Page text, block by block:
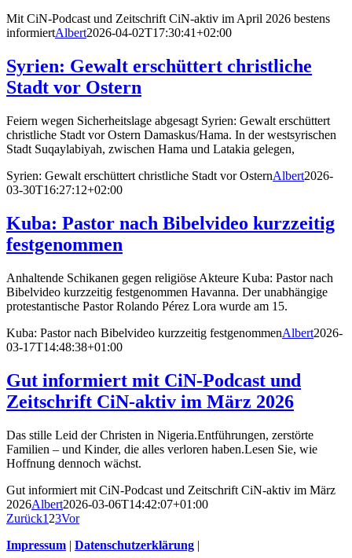
Mit CiN-Podcast und Zeitschrift CiN-aktiv im April 2026 bestens
informiertAlbert2026-04-02T17:30:41+02:00
Syrien: Gewalt erschüttert christliche
Stadt vor Ostern
Feiern wegen Sicherheitslage abgesagt Syrien: Gewalt erschüttert
christliche Stadt vor Ostern Damaskus/Hama. In der west­syrischen
Stadt Suqaylabiyah, zwischen Hama und Latakia gelegen,
Syrien: Gewalt erschüttert christliche Stadt vor OsternAlbert2026-
03-30T16:27:12+02:00
Kuba: Pastor nach Bibelvideo kurzzeitig
festgenommen
Anhaltende Schikanen gegen religiöse Akteure Kuba: Pastor nach
Bibelvideo kurzzeitig festgenommen Havanna. Der unabhängige
protestantische Pastor Rolando Pérez Lora wurde am 15.
Kuba: Pastor nach Bibelvideo kurzzeitig festgenommenAlbert2026-
03-17T14:48:38+01:00
Gut informiert mit CiN-Podcast und
Zeitschrift CiN-aktiv im März 2026
Das stille Leid der Christen in Nigeria.Entführungen, zerstörte
Familien – und Kinder, die alles verloren haben.Lesen Sie, wie
Hoffnung dennoch wächst.
Gut informiert mit CiN-Podcast und Zeitschrift CiN-aktiv im März
2026Albert2026-03-06T14:42:07+01:00
Zurück1 23Vor
Impressum | Datenschutzerklärung |